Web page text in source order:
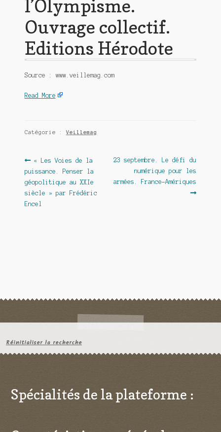
l’Olympisme.
Ouvrage collectif.
Editions Hérodote
Source : www.veillemag.com
Read More
Catégorie :Veillemag
Navigation
de
l’article
Article
précédent :
« Les Voies de la
puissance. Penser la
géopolitique au XXIe
siècle » par Frédéric
Encel
Article
suivant :
23 septembre. Le défi du
numérique pour les
armées. France-Amériques
Réinitialiser la recherche
Spécialités de la plateforme :